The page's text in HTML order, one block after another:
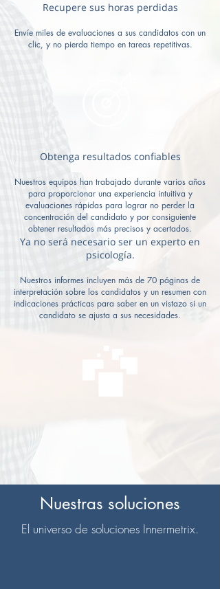
Ya no será necesario ser un experto en
psicología.
Nuestros informes incluyen más de 70 páginas de
interpretación sobre los candidatos y un resumen con
indicaciones prácticas para saber en un vistazo si un
candidato se ajusta a sus necesidades.
Recupere sus horas perdidas
Envíe miles de evaluaciones a sus candidatos con un
clic, y no pierda tiempo en tareas repetitivas.
Obtenga resultados confiables
Nuestros equipos han trabajado durante varios años
para proporcionar una experiencia intuitiva y
evaluaciones rápidas para lograr no perder la
concentración del candidato y por consiguiente
obtener resultados más precisos y acertados.
Nuestras soluciones
El universo de soluciones Innermetrix.